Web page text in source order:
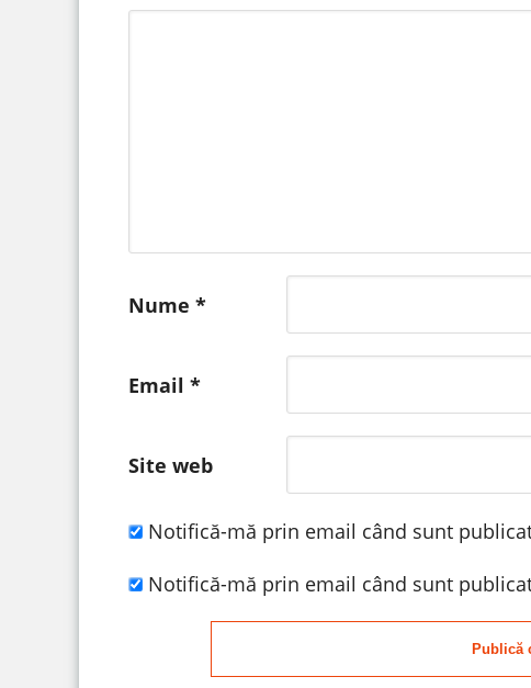
Nume *
Email *
Site web
Notifică-mă prin email când sunt
Notifică-mă prin email când sunt
Publică